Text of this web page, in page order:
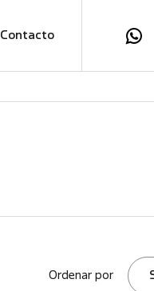
Contacto
Ordenar por